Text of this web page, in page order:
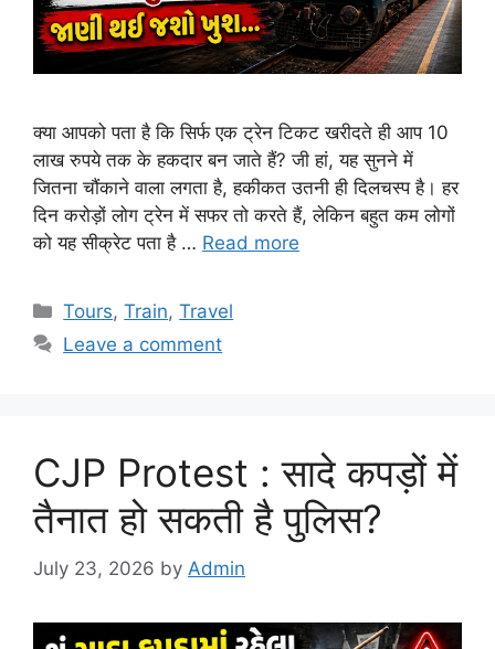
क्या आपको पता है कि सिर्फ एक ट्रेन टिकट खरीदते ही आप 10
लाख रुपये तक के हकदार बन जाते हैं? जी हां, यह सुनने में
जितना चौंकाने वाला लगता है, हकीकत उतनी ही दिलचस्प है। हर
दिन करोड़ों लोग ट्रेन में सफर तो करते हैं, लेकिन बहुत कम लोगों
को यह सीक्रेट पता है … Read more
Categories
Tours,Train,Travel
Leave a comment
CJP Protest : सादे कपड़ों में
तैनात हो सकती है पुलिस?
July 23, 2026 by Admin